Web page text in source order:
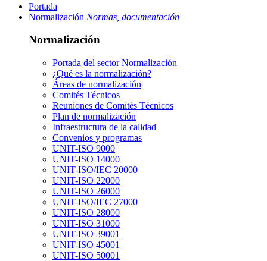
Portada
Normalización Normas, documentación
Normalización
Portada del sectorNormalización
¿Qué es la normalización?
Áreas de normalización
Comités Técnicos
Reuniones de Comités Técnicos
Plan de normalización
Infraestructura de la calidad
Convenios y programas
UNIT-ISO 9000
UNIT-ISO 14000
UNIT-ISO/IEC 20000
UNIT-ISO 22000
UNIT-ISO 26000
UNIT-ISO/IEC 27000
UNIT-ISO 28000
UNIT-ISO 31000
UNIT-ISO 39001
UNIT-ISO 45001
UNIT-ISO 50001